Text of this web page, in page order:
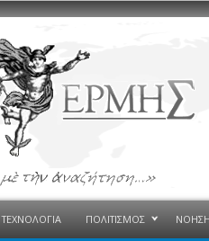
ΤΕΧΝΟΛΟΓΙΑ ΠΟΛΙΤΙΣΜΟΣ